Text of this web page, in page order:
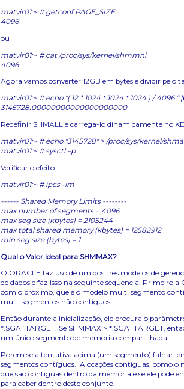
matvir01:~ # getconf PAGE_SIZE
4096
ou
matvir01:~ # cat /proc/sys/kernel/shmmni
4096
Agora vamos converter 12GB em bytes e dividir pelo
matvir01:~ # echo "( 12 * 1024 * 1024 * 1024 ) / 4096 "
3145728.00000000000000000000
Redefinir SHMALL e carrega-lo dinamicamente no
matvir01:~ # echo "3145728" > /proc/sys/kernel/
matvir01:~ # sysctl –p
Verificar o efeito
matvir01:~ # ipcs -lm
------ Shared Memory Limits --------
max number of segments = 4096
max seg size (kbytes) = 2105244
max total shared memory (kbytes) = 12582912
min seg size (bytes) = 1
Qual o Valor ideal para SHMMAX?
O ORACLE faz uso de um dos três modelos de
de dados e faz isso na seguinte sequencia. Primeiro
com o próximo, que é o modelo multi segmento
multi segmentos não contíguos.
Então durante a inicialização, ele procura o
*.SGA_TARGET. Se SHMMAX > *.SGA_TARGET,
um único segmento de memoria compartilhada.
Porem se a tentativa acima (um segmento) falhar,
segmentos contíguos. Alocações contiguas, como
que são contiguas dentro da memoria e se ele pode
para caber dentro deste conjunto.